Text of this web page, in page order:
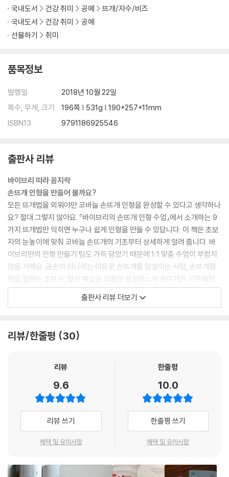
비버와 강아지의 만남 저스틴과 스눕
귀여운 동물 친구들 피터패트
조개를 든 물개 마린과 마리린
단짝 토끼와 곰 캔디돌
오동통 토끼 팻토
손안에 고양이 마이캣
사계절 귀여운 포시즌 걸
PART4. 아기자기 소품 만들기
반지 케이스 덮개 리틀 프린세스
동물 브로치 바니바니 램램 덕덕
인테리어 소품1 리틀 리틀 마운틴
인테리어 소품2 첫 번째 선인장
국내도서 건강 취미 공예
뜨개/자수/비즈
국내도서
건강 취미
공예
선물하기
취미
품목정보
발행일
2018년 10월 22일
쪽수, 무게, 크기
196쪽 | 531g | 190*257*11mm
ISBN13
9791186925546
출판사 리뷰
바이브리 따라 꼼지락
손뜨개 인형을 만들어 볼까요?
모든 뜨개법을 외워야만 코바늘 손뜨개 인형을 완성할 수 있다고 생각하나
요? 절대 그렇지 않아요. 『바이브리의 손뜨개 인형 수업』에서 소개하는 9
가지 뜨개법만 익히면 누구나 쉽게 인형을 만들 수 있답니다. 이 책은 초보
자의 눈높이에 맞춰 코바늘 손뜨개의 기초부터 상세하게 알려 줍니다. 바
이브리만의 인형 만들기 팁도 가득 담았기 때문에 1:1 맞춤 수업이 부럽지
않을 거예요. 금손이 아니라는 이유로 손뜨개를 망설이는 사람, 손뜨개를
처음 접하는 초보자, 항상 똑같은 작품만 완성하느라 손뜨개가 지루해진
중급자 모두 모이세요. 바이브리 따라 꼼지락, 사랑스러운 코바늘 손뜨개
기초부터 차근차근 꼼꼼하게 소개합니다.
줍니다. 실을 걸고 바늘을 잡는 방법부터 9가지 기초 뜨개법까지 차근차근
친절한 설명과 사진은 기본, 9가지 뜨개법에는 동영상 QR코드를 수록해
두었으니 뜨개법이 헷갈릴 때마다 동영상으로 확인하세요. 기초를 익힌 다
음에는 인형을 예쁘게 만드는 노하우를 배워 보아요. 완성도 높은 코바늘
인형 만들기에 필요한 포인트만 쏙쏙 골라 담았답니다.
인형 만들기 실력은 저절로 쑥쑥!
출판사 리뷰 더보기
리뷰/한줄평 30
리뷰
9.6
리뷰 쓰기
혜택 및 유의사항
한줄평
10.0
한줄평 쓰기
혜택 및 유의사항